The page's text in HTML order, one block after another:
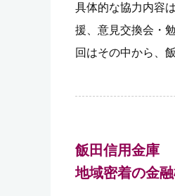
具体的な協力内容
援、意見交換会・
回はその中から、
飯田信用金庫
地域密着の金